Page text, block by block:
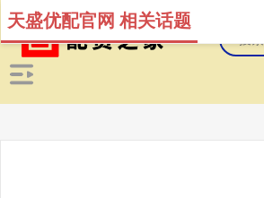
天盛优配官网 相关话题